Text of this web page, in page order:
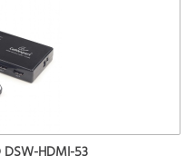
DSW-HDMI-53